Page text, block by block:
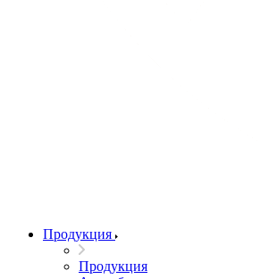
Продукция
Продукция